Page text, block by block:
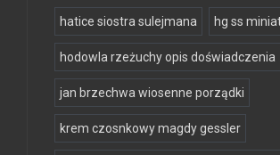
hatice siostra sulejmana hg ss
hodowla rzeżuchy opis doświadczenia
jan brzechwa wiosenne porządki
krem czosnkowy magdy gessler